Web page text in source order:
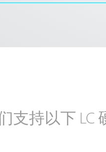
支持以下 LC